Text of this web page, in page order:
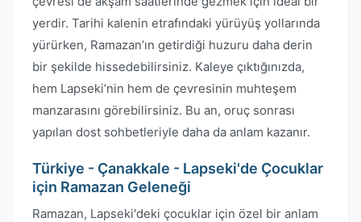
yerdir. Tarihi kalenin etrafındaki yürüyüş yollarında
yürürken, Ramazan’ın getirdiği huzuru daha derin
bir şekilde hissedebilirsiniz. Kaleye çıktığınızda,
hem Lapseki’nin hem de çevresinin muhteşem
manzarasını görebilirsiniz. Bu an, oruç sonrası
yapılan dost sohbetleriyle daha da anlam kazanır.
Türkiye - Çanakkale - Lapseki'de Çocuklar
için Ramazan Geleneği
Ramazan, Lapseki'deki çocuklar için özel bir anlam